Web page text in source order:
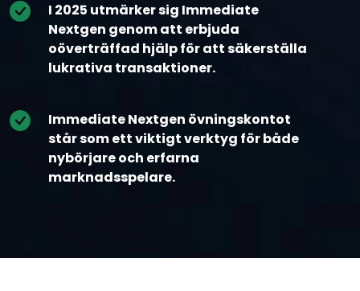
I 2025 utmärker sig Immediate
Nextgen genom att erbjuda
oöverträffad hjälp för att säkerställa
lukrativa transaktioner.
Immediate Nextgen övningskontot
står som ett viktigt verktyg för både
nybörjare och erfarna
marknadsspelare.